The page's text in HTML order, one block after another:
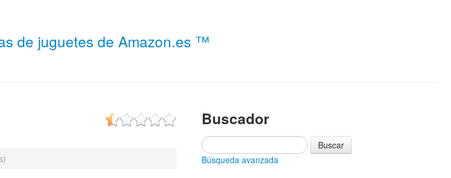
de juguetes de Amazon.es ™
Buscador
Búsqueda avanzada